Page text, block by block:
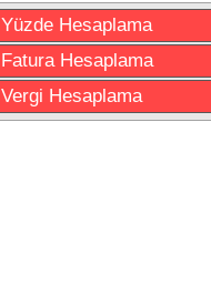
Yüzde Hesaplama
Fatura Hesaplama
Vergi Hesaplama